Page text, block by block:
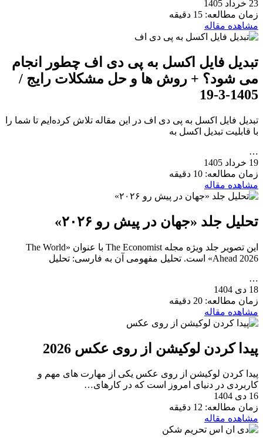
23 خرداد 1405
زمان مطالعه: 15 دقیقه
مشاهده مقاله
تبدیل فایل اکسل به پی دی اف چطور انجام
می شود؟ + روش ها و حل مشکلات رایج /
1405-3-19
تبدیل فایل اکسل به پی دی اف در این مقاله تلاش کرده‌ایم تا شما را
با قابلیت تبدیل اکسل به
…
19 خرداد 1405
زمان مطالعه: 10 دقیقه
مشاهده مقاله
تحلیل جلد «جهان در پیش رو ۲۰۲۶»
این تصویر جلد ویژه مجله The Economist با عنوان «The World
Ahead 2026» است. تحلیل مفهومی آن به فارسی: تحلیل
…
18 دی 1404
زمان مطالعه: 20 دقیقه
مشاهده مقاله
پیدا کردن لوکیشن از روی عکس 2026
پیدا کردن لوکیشن از روی عکس یکی از مهارت های مهم و
کاربردی در دنیای امروز است که در کارهای…
16 دی 1404
زمان مطالعه: 12 دقیقه
مشاهده مقاله